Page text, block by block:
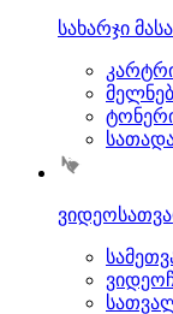
სახარჯი